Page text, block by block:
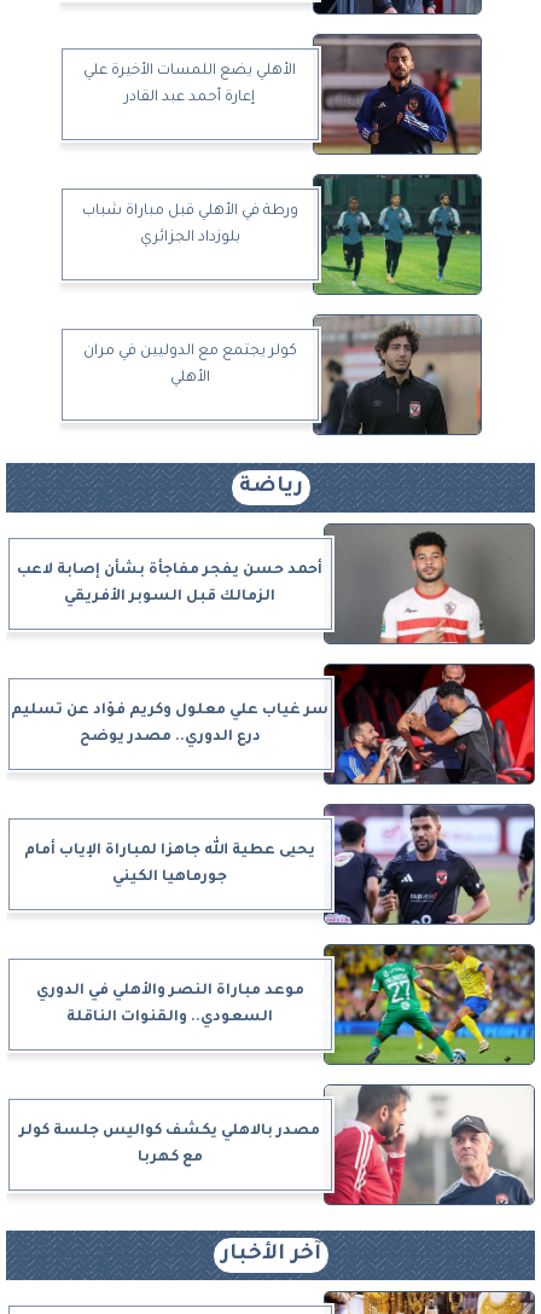
الأهلي يضع اللمسات الأخيرة علي
إعارة أحمد عبد القادر
ورطة في الأهلي قبل مباراة شباب
بلوزداد الجزائري
كولر يجتمع مع الدوليين في مران
الأهلي
رياضة
أحمد حسن يفجر مفاجأة بشأن إصابة لاعب
الزمالك قبل السوبر الأفريقي
سر غياب علي معلول وكريم فؤاد عن تسليم
درع الدوري.. مصدر يوضح
يحيى عطية الله جاهزا لمباراة الإياب أمام
جورماهيا الكيني
موعد مباراة النصر والأهلي في الدوري
السعودي.. والقنوات الناقلة
مصدر بالاهلي يكشف كواليس جلسة كولر
مع كهربا
آخر الأخبار